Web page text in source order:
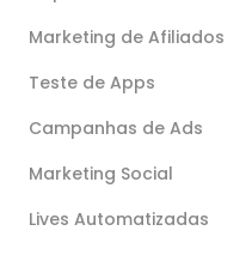
Marketing de Afiliados
Teste de Apps
Campanhas de Ads
Marketing Social
Lives Automatizadas